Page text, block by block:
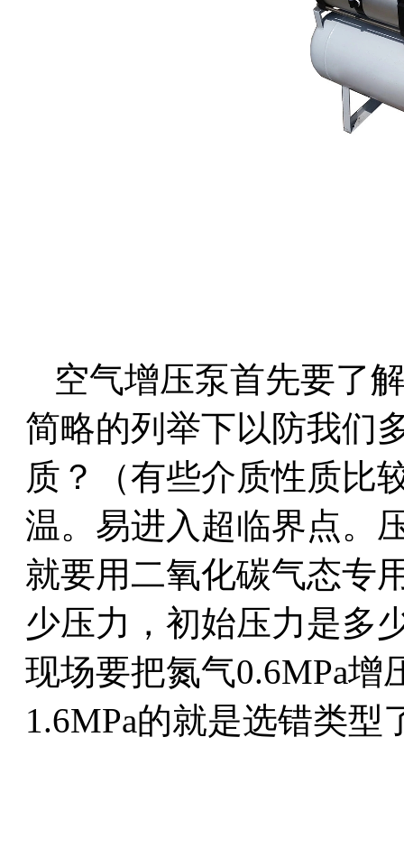
空气增压泵首先要了
简略的列举下以防我们
质？（有些介质性质比
温。易进入超临界点。
就要用二氧化碳气态专
少压力，初始压力是多
现场要把氮气0.6MPa增
1.6MPa的就是选错类型